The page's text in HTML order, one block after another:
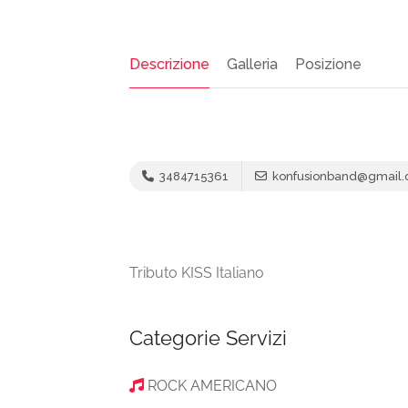
Descrizione Galleria Posizione
3484715361
Tributo KISS Italiano
Categorie Servizi
ROCK AMERICANO